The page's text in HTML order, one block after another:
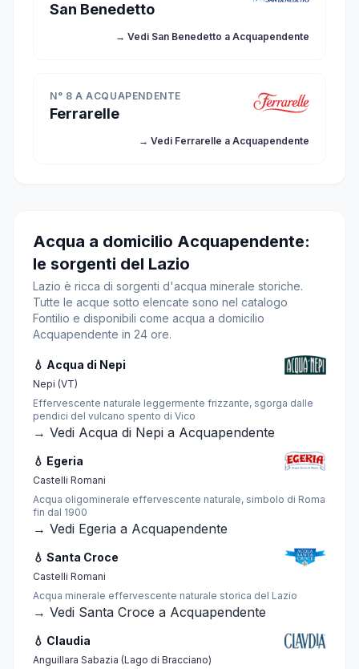
San Benedetto
→ Vedi San Benedetto a Acquapendente
N° 8 A ACQUAPENDENTE
Ferrarelle
→ Vedi Ferrarelle a Acquapendente
Acqua a domicilio Acquapendente:
le sorgenti del Lazio
Lazio è ricca di sorgenti d'acqua minerale storiche.
Tutte le acque sotto elencate sono nel catalogo
Fontilio e disponibili come acqua a domicilio
Acquapendente in 24 ore.
💧 Acqua di Nepi
Nepi (VT)
Effervescente naturale leggermente frizzante, sgorga dalle
pendici del vulcano spento di Vico
→ Vedi Acqua di Nepi a Acquapendente
💧 Egeria
Castelli Romani
Acqua oligominerale effervescente naturale, simbolo di Roma
fin dal 1900
→ Vedi Egeria a Acquapendente
💧 Santa Croce
Castelli Romani
Acqua minerale effervescente naturale storica del Lazio
→ Vedi Santa Croce a Acquapendente
💧 Claudia
Anguillara Sabazia (Lago di Bracciano)